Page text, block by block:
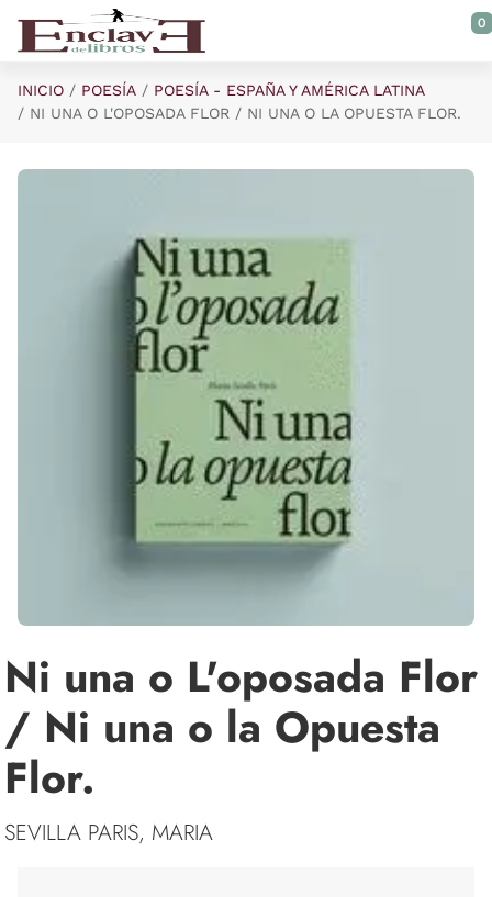
Saltar al contenido principal
0
INICIO POESÍA
POESÍA - ESPAÑA Y AMÉRICA LATINA
NI UNA O L'OPOSADA FLOR / NI UNA O LA OPUESTA FLOR.
Ni una o L'oposada Flor
/ Ni una o la Opuesta
Flor.
SEVILLA PARIS, MARIA